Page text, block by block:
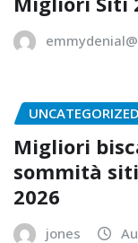
UNCATEGORIZED
Migliori
sommità
2026
jones